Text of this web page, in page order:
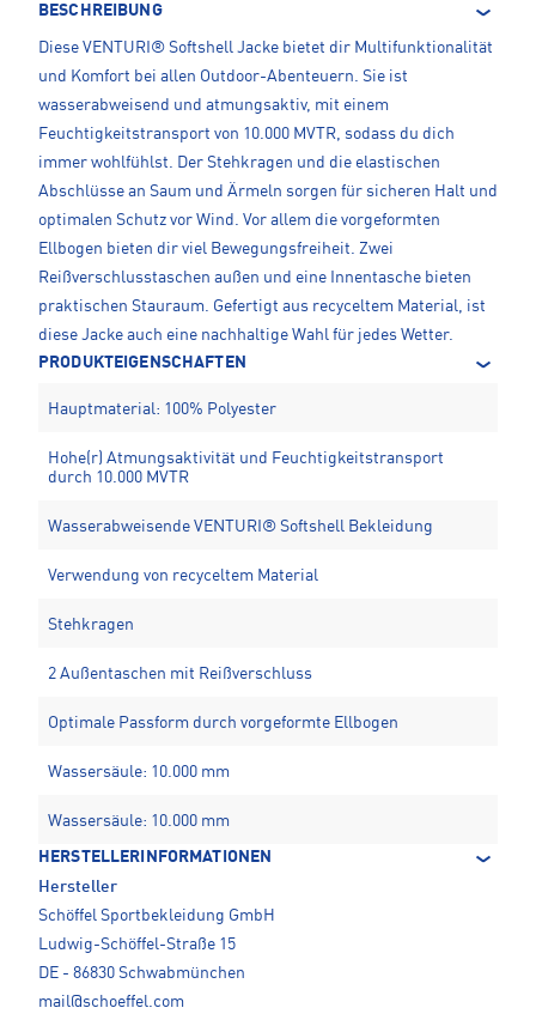
BESCHREIBUNG
Diese VENTURI® Softshell Jacke bietet dir Multifunktionalität
und Komfort bei allen Outdoor-Abenteuern. Sie ist
wasserabweisend und atmungsaktiv, mit einem
Feuchtigkeitstransport von 10.000 MVTR, sodass du dich
immer wohlfühlst. Der Stehkragen und die elastischen
Abschlüsse an Saum und Ärmeln sorgen für sicheren Halt und
optimalen Schutz vor Wind. Vor allem die vorgeformten
Ellbogen bieten dir viel Bewegungsfreiheit. Zwei
Reißverschlusstaschen außen und eine Innentasche bieten
praktischen Stauraum. Gefertigt aus recyceltem Material, ist
diese Jacke auch eine nachhaltige Wahl für jedes Wetter.
PRODUKTEIGENSCHAFTEN
Hauptmaterial: 100% Polyester
Hohe(r) Atmungsaktivität und Feuchtigkeitstransport
durch 10.000 MVTR
Wasserabweisende VENTURI® Softshell Bekleidung
Verwendung von recyceltem Material
Stehkragen
2 Außentaschen mit Reißverschluss
Optimale Passform durch vorgeformte Ellbogen
Wassersäule: 10.000 mm
Wassersäule: 10.000 mm
HERSTELLERINFORMATIONEN
Hersteller
Schöffel Sportbekleidung GmbH
Ludwig-Schöffel-Straße 15
DE - 86830 Schwabmünchen
mail@schoeffel.com